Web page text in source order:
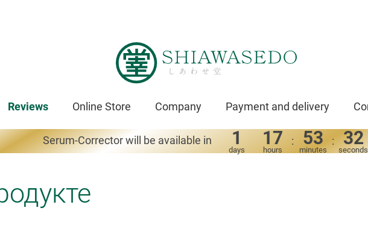
Reviews Online Store Company Payment and delivery
Serum-Corrector will be available in 1
days
17
hours
: 53
minutes
: 32
seconds